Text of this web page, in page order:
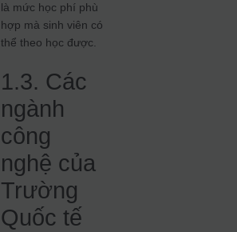
là mức học phí phù
hợp mà sinh viên có
thể theo học được.
1.3. Các
ngành
công
nghệ của
Trường
Quốc tế